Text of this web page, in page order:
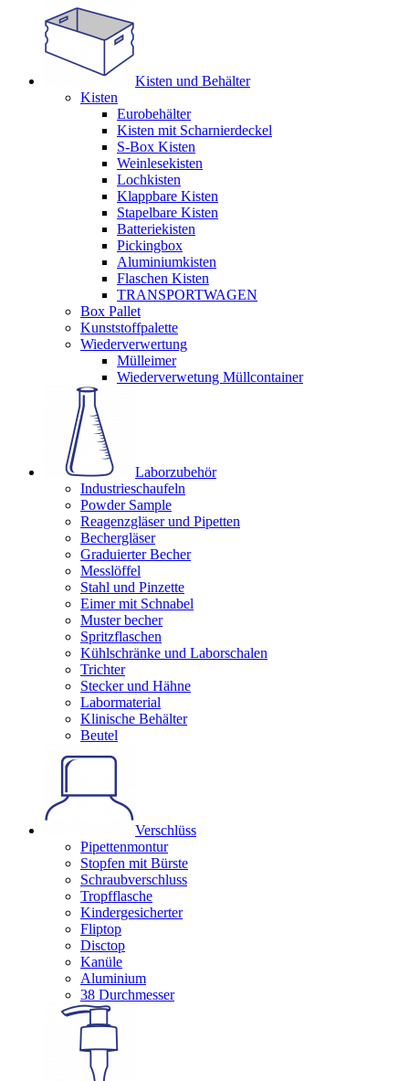
Kisten und Behälter
Kisten
Eurobehälter
Kisten mit Scharnierdeckel
S-Box Kisten
Weinlesekisten
Lochkisten
Klappbare Kisten
Stapelbare Kisten
Batteriekisten
Pickingbox
Aluminiumkisten
Flaschen Kisten
TRANSPORTWAGEN
Box Pallet
Kunststoffpalette
Wiederverwertung
Mülleimer
Wiederverwetung Müllcontainer
Laborzubehör
Industrieschaufeln
Powder Sample
Reagenzgläser und Pipetten
Bechergläser
Graduierter Becher
Messlöffel
Stahl und Pinzette
Eimer mit Schnabel
Muster becher
Spritzflaschen
Kühlschränke und Laborschalen
Trichter
Stecker und Hähne
Labormaterial
Klinische Behälter
Beutel
Verschlüss
Pipettenmontur
Stopfen mit Bürste
Schraubverschluss
Tropfflasche
Kindergesicherter
Fliptop
Disctop
Kanüle
Aluminium
38 Durchmesser